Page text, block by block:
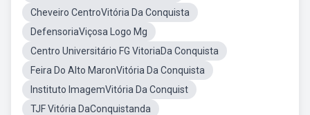
Cheveiro CentroVitória Da Conquista
DefensoriaViçosa Logo Mg
Centro Universitário FG VitoriaDa Conquista
Feira Do Alto MaronVitória Da Conquista
Instituto ImagemVitória Da Conquist
TJF Vitória DaConquistanda